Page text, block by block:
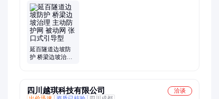
延百隧道边坡防
护 桥梁边坡治理
四川越琪科技有限公司
洽谈